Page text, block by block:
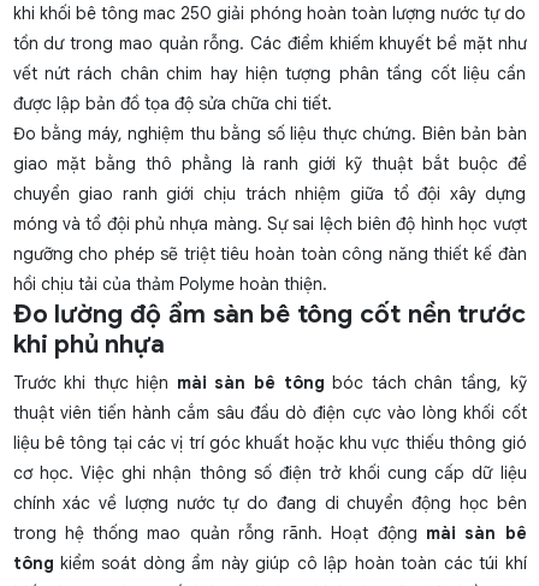
khi khối bê tông mac 250 giải phóng hoàn toàn lượng nước tự do
tồn dư trong mao quản rỗng. Các điểm khiếm khuyết bề mặt như
vết nứt rách chân chim hay hiện tượng phân tầng cốt liệu cần
được lập bản đồ tọa độ sửa chữa chi tiết.
Đo bằng máy, nghiệm thu bằng số liệu thực chứng. Biên bản bàn
giao mặt bằng thô phẳng là ranh giới kỹ thuật bắt buộc để
chuyển giao ranh giới chịu trách nhiệm giữa tổ đội xây dựng
móng và tổ đội phủ nhựa màng. Sự sai lệch biên độ hình học vượt
ngưỡng cho phép sẽ triệt tiêu hoàn toàn công năng thiết kế đàn
hồi chịu tải của thảm Polyme hoàn thiện.
Đo lường độ ẩm sàn bê tông cốt nền trước
khi phủ nhựa
Trước khi thực hiện mài sàn bê tông bóc tách chân tầng, kỹ
thuật viên tiến hành cắm sâu đầu dò điện cực vào lòng khối cốt
liệu bê tông tại các vị trí góc khuất hoặc khu vực thiếu thông gió
cơ học. Việc ghi nhận thông số điện trở khối cung cấp dữ liệu
chính xác về lượng nước tự do đang di chuyển động học bên
trong hệ thống mao quản rỗng rãnh. Hoạt động mài sàn bê
tông kiểm soát dòng ẩm này giúp cô lập hoàn toàn các túi khí